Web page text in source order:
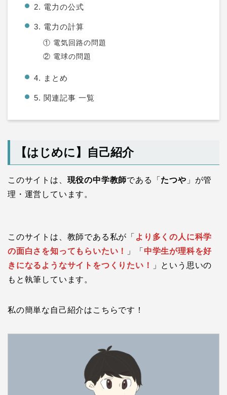
2. 電力の公式
3. 電力の計算
① 電気回路の問題
② 電球の問題
4. まとめ
5. 関連記事 一覧
【はじめに】自己紹介
このサイトは、 現役の中学教師である「 たつや 」が管
理・運営しています。
このサイトは、教師である私が「 より多くの人に科学
の面白さを知ってもらいたい！
」「 中学生が理科を好
きになるようなサイトをつくりたい！
」という思いの
もと執筆しています。
私の簡単な自己紹介はこちらです！